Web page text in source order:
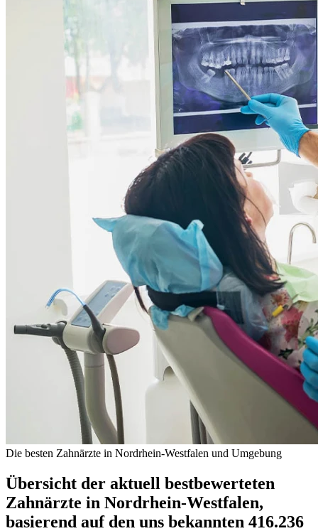
Die besten Zahnärzte in Nordrhein-Westfalen und Umgebung
Übersicht der aktuell bestbewerteten
Zahnärzte in Nordrhein-Westfalen,
basierend auf den uns bekannten 416.236